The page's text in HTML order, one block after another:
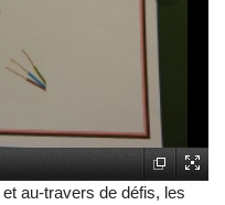
au-travers de défis, les